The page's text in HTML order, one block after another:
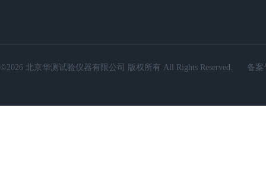
©2026 北京华测试验仪器有限公司 版权所有 All Rights Reserved. 备案